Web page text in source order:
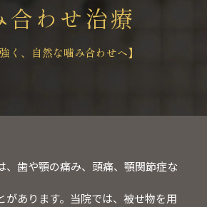
合わせ治療
く、自然な噛み合わせへ】
、歯や顎の痛み、頭痛、顎関節症な
があります。当院では、被せ物を用